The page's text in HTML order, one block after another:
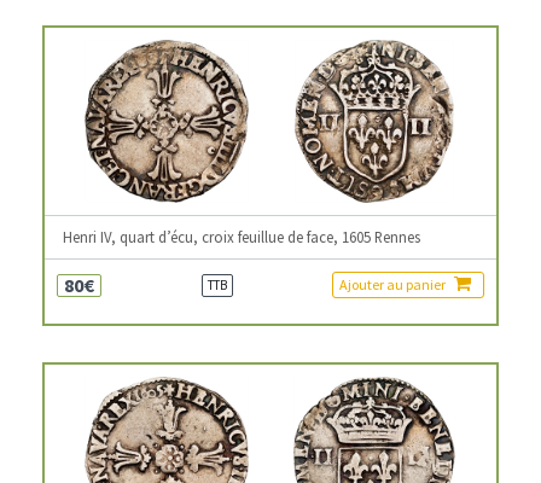
Henri IV, quart d’écu, croix feuillue de face, 1605 Rennes
80€ TTB Ajouter au panier